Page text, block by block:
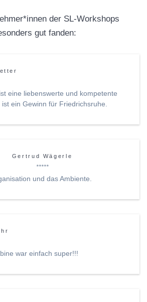
der SL-Workshops
gut fanden:
eine liebenswerte und kompetente
ist ein Gewinn für Friedrichsruhe.
Gertrud Wägerle
*****
und das Ambiente.
war einfach super!!!